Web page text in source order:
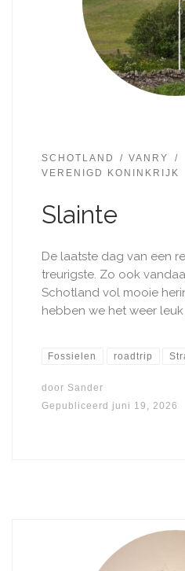
SCHOTLAND
VANRY
VERENIGD KONINKRIJK
Slainte
De laatste dag van een
treurigste. Zo ook
Schotland vol mooie
hebben we het weer
Fossielen roadtrip
door Sander
Gepubliceerd juni 19, 2026